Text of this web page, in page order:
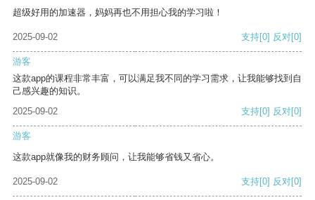
超级好用的加速器，妈妈再也不用担心我的学习啦！
2025-09-02 支持[0] 反对[0]
游客
这款app的课程非常丰富，可以满足我不同的学习需求，让我能够找到自
己感兴趣的知识。
2025-09-02
支持[0] 反对[0]
游客
这款app就像我的财务顾问，让我能够省钱又省心。
2025-09-02 支持[0] 反对[0]